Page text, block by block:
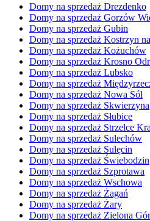
Domy na sprzedaż Drezdenko
Domy na sprzedaż Gorzów
Domy na sprzedaż Gubin
Domy na sprzedaż Kostrzyn
Domy na sprzedaż Kożuchów
Domy na sprzedaż Krosno
Domy na sprzedaż Lubsko
Domy na sprzedaż
Domy na sprzedaż Nowa Sól
Domy na sprzedaż Skwierzyna
Domy na sprzedaż Słubice
Domy na sprzedaż Strzelce
Domy na sprzedaż Sulechów
Domy na sprzedaż Sulęcin
Domy na sprzedaż Świebodzin
Domy na sprzedaż Szprotawa
Domy na sprzedaż Wschowa
Domy na sprzedaż Żagań
Domy na sprzedaż Żary
Domy na sprzedaż Zielona